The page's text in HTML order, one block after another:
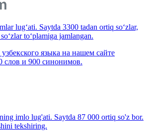
lug‘ati. Saytda 3300 tadan ortiq so‘zlar,
to‘plamiga jamlangan.
языка на нашем сайте
слов и 900 синонимов.
imlo lug'ati. Saytda 87 000 ortiq so'z bor.
tekshiring.